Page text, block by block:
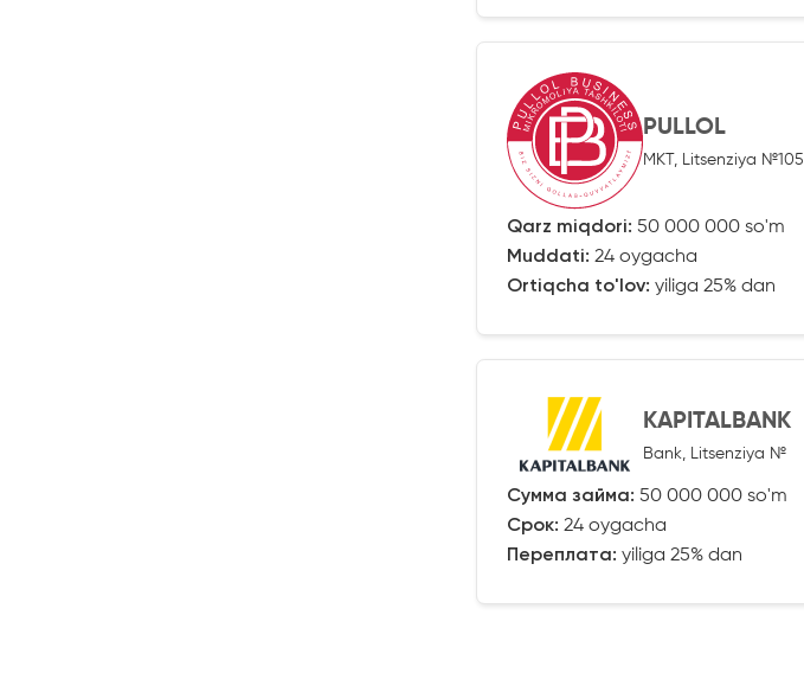
PULLOL
MKT, Litsenziya №105
Qarz miqdori: 50 000 000 so'm
Muddati: 24 oygacha
Ortiqcha to'lov: yiliga 25% dan
KAPITALBANK
Bank, Litsenziya №
Сумма займа: 50 000 000 so'm
Срок: 24 oygacha
Переплата: yiliga 25% dan